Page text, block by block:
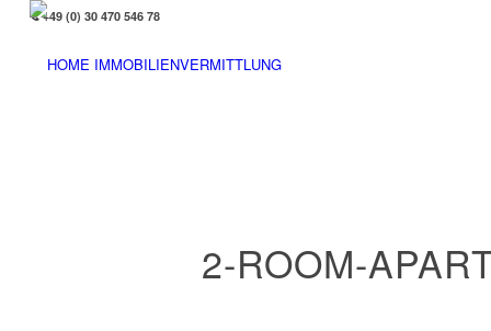
+49 (0) 30 470 546 78
2-ROOM-